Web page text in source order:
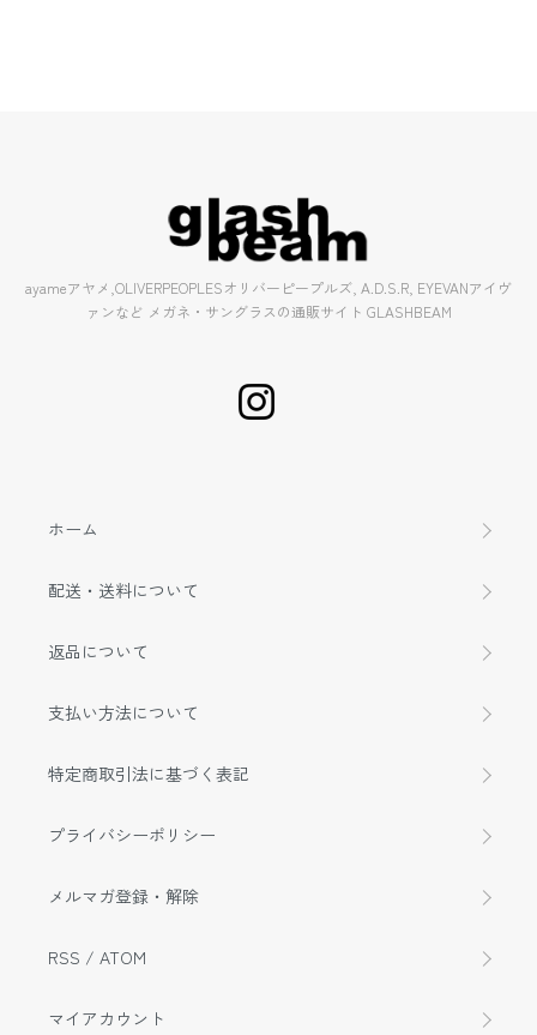
ayameアヤメ,OLIVERPEOPLESオリバーピープルズ, A.D.S.R, EYEVANアイヴ
ァンなど メガネ・サングラスの通販サイト GLASHBEAM
ホーム
配送・送料について
返品について
支払い方法について
特定商取引法に基づく表記
プライバシーポリシー
メルマガ登録・解除
RSS / ATOM
マイアカウント